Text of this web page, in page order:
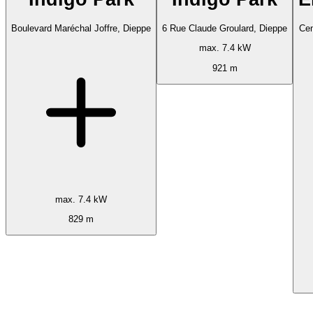
Boulevard Maréchal Joffre, Dieppe
max. 7.4 kW
829 m
6 Rue Claude Groulard, Dieppe
max. 7.4 kW
921 m